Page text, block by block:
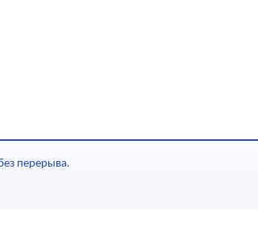
перерыва.